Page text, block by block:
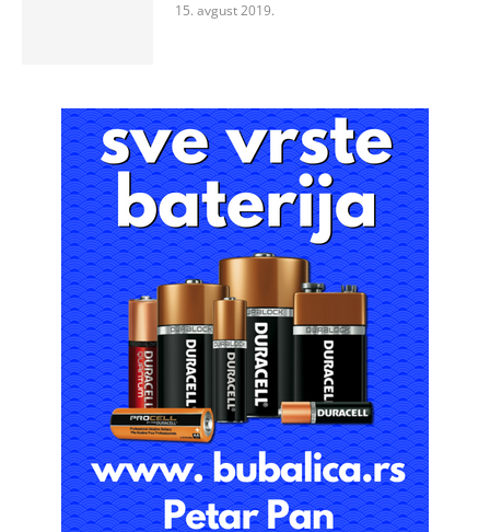
15. avgust 2019.